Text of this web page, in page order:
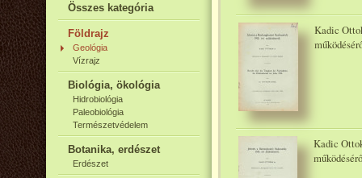
Összes kategória
Földrajz
Geológia
Vízrajz
Biológia, ökológia
Hidrobiológia
Paleobiológia
Természetvédelem
Botanika, erdészet
Erdészet
Kadic
Kadic